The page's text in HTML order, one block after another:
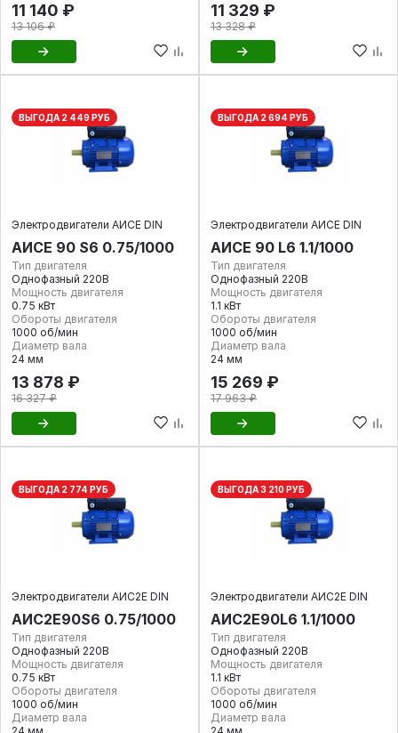
11 140 ₽
13 106 ₽
11 329 ₽
13 328 ₽
ВЫГОДА 2 449 РУБ
Электродвигатели АИСЕ DIN
AИCE 90 S6 0.75/1000
Тип двигателя
Однофазный 220В
Мощность двигателя
0.75 кВт
Обороты двигателя
1000 об/мин
Диаметр вала
24 мм
13 878 ₽
16 327 ₽
ВЫГОДА 2 694 РУБ
Электродвигатели АИСЕ DIN
AИCE 90 L6 1.1/1000
Тип двигателя
Однофазный 220В
Мощность двигателя
1.1 кВт
Обороты двигателя
1000 об/мин
Диаметр вала
24 мм
15 269 ₽
17 963 ₽
ВЫГОДА 2 774 РУБ
Электродвигатели АИС2Е DIN
АИС2Е90S6 0.75/1000
Тип двигателя
Однофазный 220В
Мощность двигателя
0.75 кВт
Обороты двигателя
1000 об/мин
Диаметр вала
ВЫГОДА 3 210 РУБ
Электродвигатели АИС2Е DIN
АИС2Е90L6 1.1/1000
Тип двигателя
Однофазный 220В
Мощность двигателя
1.1 кВт
Обороты двигателя
1000 об/мин
Диаметр вала